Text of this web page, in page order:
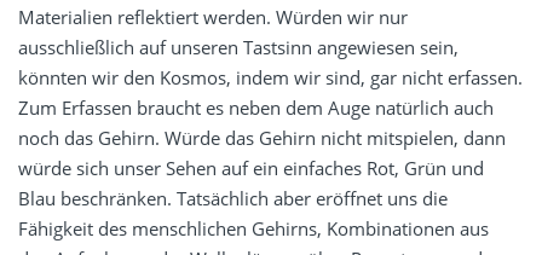
Materialien reflektiert werden. Würden wir nur
ausschließlich auf unseren Tastsinn angewiesen sein,
könnten wir den Kosmos, indem wir sind, gar nicht erfassen.
Zum Erfassen braucht es neben dem Auge natürlich auch
noch das Gehirn. Würde das Gehirn nicht mitspielen, dann
würde sich unser Sehen auf ein einfaches Rot, Grün und
Blau beschränken. Tatsächlich aber eröffnet uns die
Fähigkeit des menschlichen Gehirns, Kombinationen aus